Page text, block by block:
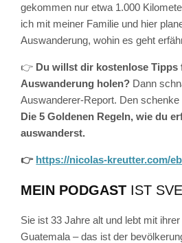
gekommen nur etwa 1.000
ich mit meiner Familie und hier
Auswanderung, wohin es geht
👉 Du willst dir kostenlose Tipps
Auswanderung holen? Dann
Auswanderer-Report. Den schenke
Die 5 Goldenen Regeln, wie du
auswanderst.
👉 https://nicolas-kreutter.com/
MEIN PODGAST IST
Sie ist 33 Jahre alt und lebt mit
Guatemala – das ist der